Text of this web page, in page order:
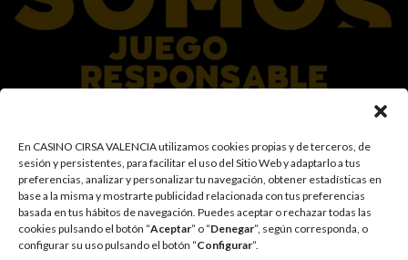
En CASINO CIRSA VALENCIA utilizamos cookies propias y de terceros, de
sesión y persistentes, para facilitar el uso del Sitio Web y adaptarlo a tus
preferencias, analizar y personalizar tu navegación, obtener estadísticas en
base a la misma y mostrarte publicidad relacionada con tus preferencias
basada en tus hábitos de navegación. Puedes aceptar o rechazar todas las
cookies pulsando el botón “Aceptar” o “Denegar”, según corresponda, o
configurar su uso pulsando el botón “Configurar”.
En el Grupo CIRSA promovemos una actitud responsable hacia el juego,
garantizando un entorno seguro y transparente para nuestros clientes y
facilitamos medidas e información para que el juego sea siempre diversión y
entretenimiento, sin utilizarse como vía para afrontar problemas económicos
o emocionales. El acceso está prohibido a menores de 18 años y a las
personas con acceso restringido conforme a los registros de prohibición y/o
autoexclusión que resulten aplicables. También trabajamos para reforzar una
cultura de prevención y concienciación sobre los posibles trastornos